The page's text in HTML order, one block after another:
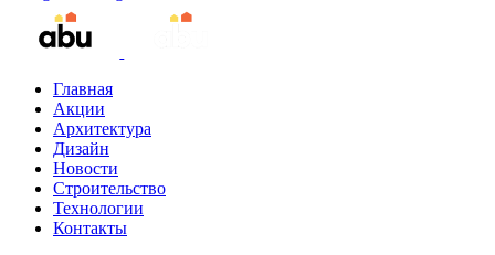
Главная
Акции
Архитектура
Дизайн
Новости
Строительство
Технологии
Контакты